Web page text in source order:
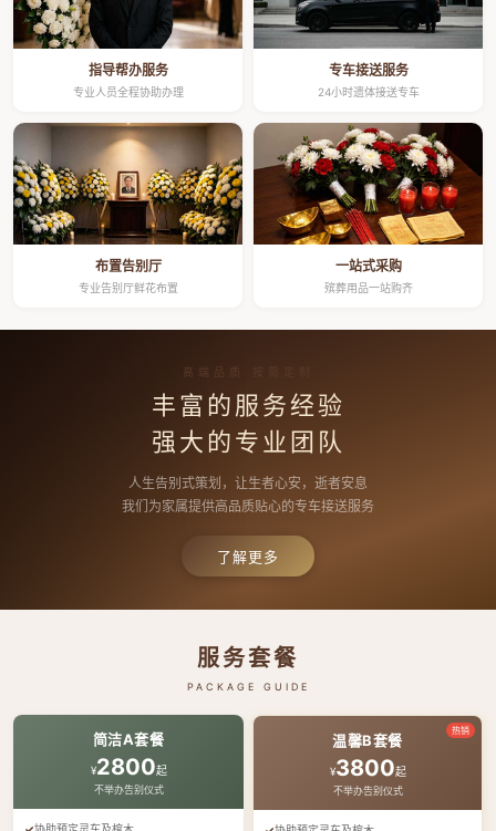
指导帮办服务
专业人员全程协助办理
专车接送服务
24小时遗体接送专车
布置告别厅
专业告别厅鲜花布置
一站式采购
殡葬用品一站购齐
高端品质 按需定制
丰富的服务经验
强大的专业团队
人生告别式策划，让生者心安，逝者安息
我们为家属提供高品质贴心的专车接送服务
了解更多
服务套餐
PACKAGE GUIDE
简洁A套餐
¥2800起
不举办告别仪式
热销
温馨B套餐
¥3800起
不举办告别仪式